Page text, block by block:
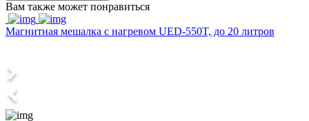
Вам также может понравиться
Магнитная мешалка с нагревом UED-550T, до 20 литров